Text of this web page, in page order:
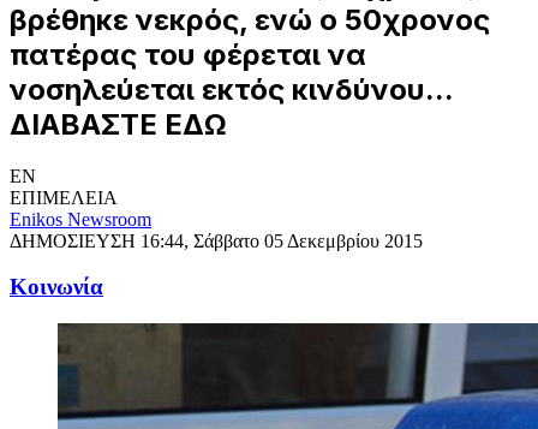
βρέθηκε νεκρός, ενώ ο 50χρονος
πατέρας του φέρεται να
νοσηλεύεται εκτός κινδύνου...
ΔΙΑΒΑΣΤΕ ΕΔΩ
EN
ΕΠΙΜΕΛΕΙΑ
Enikos Newsroom
ΔΗΜΟΣΙΕΥΣΗ 16:44, Σάββατο 05 Δεκεμβρίου 2015
Κοινωνία